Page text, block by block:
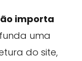
importa
uma
do site,